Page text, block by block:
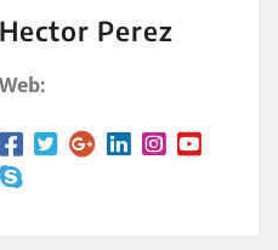
Hector Perez
Web: